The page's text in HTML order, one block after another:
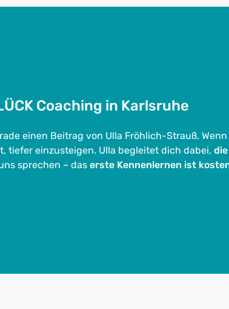
Coaching in Karlsruhe
einen Beitrag von Ulla Fröhlich-Strauß.
tiefer einzusteigen. Ulla begleitet dich dabei,
sprechen – daserste Kennenlernen ist